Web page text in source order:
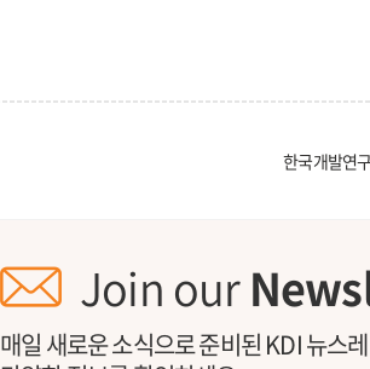
한국개발연
Join our
매일 새로운 소식으로 준비된 KDI 뉴스